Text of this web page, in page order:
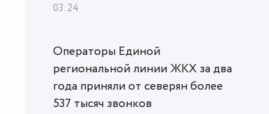
03:24
Операторы Единой
региональной линии ЖКХ за два
года приняли от северян более
537 тысяч звонков